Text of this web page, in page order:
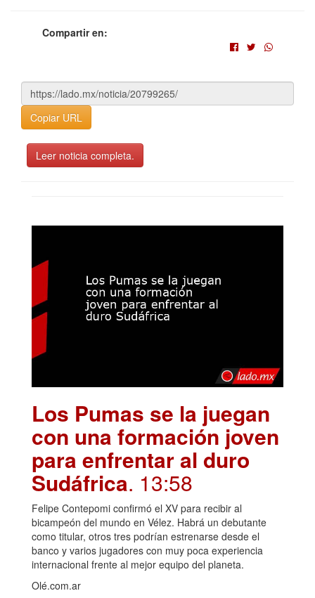
Compartir en:
Copiar URL
Leer noticia completa.
Los Pumas se la juegan
con una formación joven
para enfrentar al duro
Sudáfrica. 13:58
Felipe Contepomi confirmó el XV para recibir al
bicampeón del mundo en Vélez. Habrá un debutante
como titular, otros tres podrían estrenarse desde el
banco y varios jugadores con muy poca experiencia
internacional frente al mejor equipo del planeta.
Olé.com.ar